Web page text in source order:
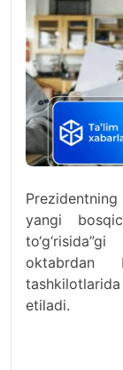
yangi
to‘g‘risida”gi
oktabrdan
etiladi.